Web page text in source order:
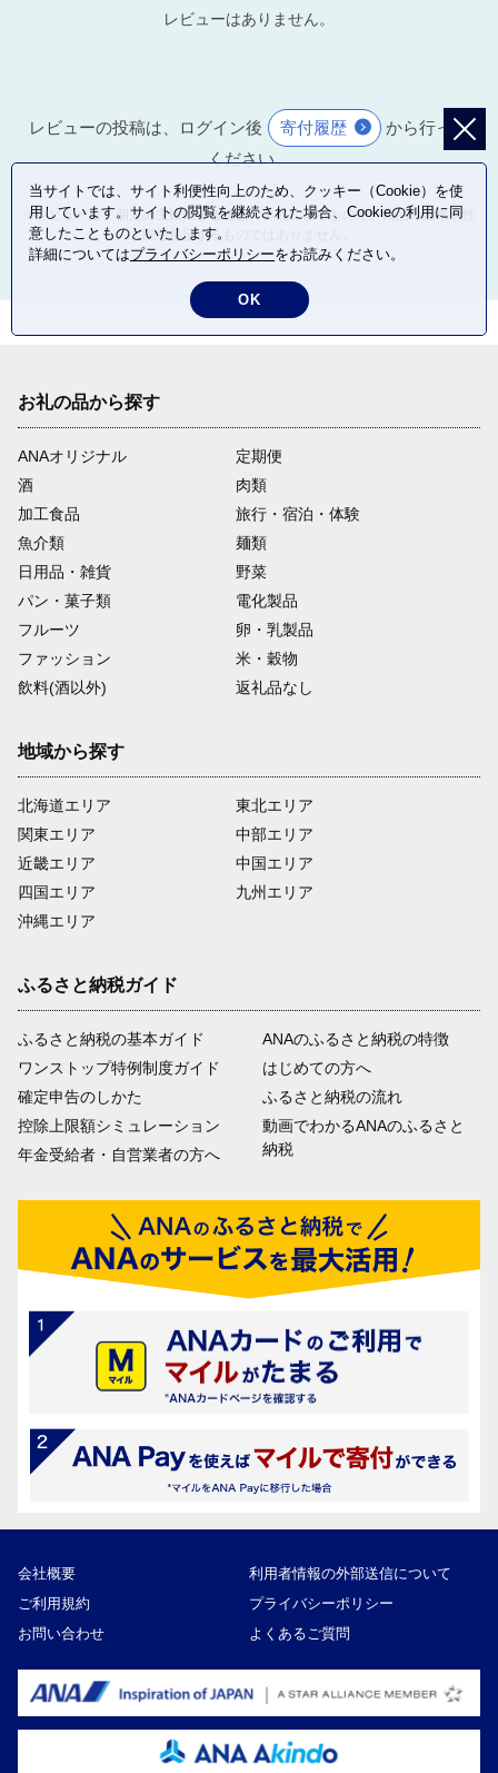
レビューはありません。
レビューの投稿は、ログイン後 寄付履歴
から行って
ください。
※レビューは、個人の主観による感想・体感によるもので、商品の効果や性
能を保証するものではありません。
お礼の品から探す
ANAオリジナル
定期便
酒
肉類
加工食品
旅行・宿泊・体験
魚介類
麺類
日用品・雑貨
野菜
パン・菓子類
電化製品
フルーツ
卵・乳製品
ファッション
米・穀物
飲料(酒以外)
返礼品なし
地域から探す
北海道エリア
関東エリア
近畿エリア
四国エリア
沖縄エリア
東北エリア
中部エリア
中国エリア
九州エリア
ふるさと納税ガイド
ふるさと納税の基本ガイド
ワンストップ特例制度ガイド
確定申告のしかた
控除上限額シミュレーション
年金受給者・自営業者の方へ
ANAのふるさと納税の特徴
はじめての方へ
ふるさと納税の流れ
動画でわかるANAのふるさと
納税
会社概要
利用者情報の外部送信について
ご利用規約
プライバシーポリシー
お問い合わせ
よくあるご質問
当サイトでは、サイト利便性向上のため、クッキー（Cookie）を使
用しています。サイトの閲覧を継続された場合、Cookieの利用に同
意したことものといたします。
詳細についてはプライバシーポリシーをお読みください。
OK